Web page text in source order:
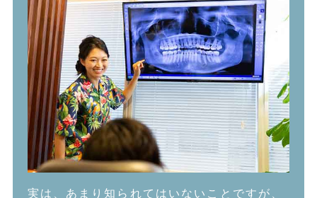
実は、あまり知られてはいないことですが、